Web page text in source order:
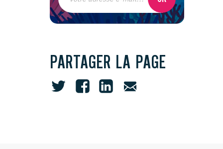
PARTAGER LA PAGE